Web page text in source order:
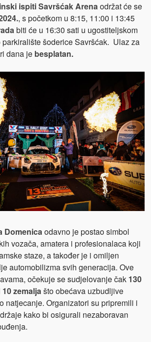
ispiti Savršćak Arenaodržat će se
, s početkom u 8:15, 11:00 i 13:45
biti će u 16:30 sati u ugostiteljskom
šoderice Savršćak. Ulaz za
dana je besplatan.
Domenicaodavno je postao simbol
vozača, amatera i profesionalaca koji
staze, a također je i omiljen
automobilizma svih generacija. Ove
očekuje se sudjelovanje čak 130
zemaljašto obećava uzbudljive
natjecanje. Organizatori su pripremili i
kako bi osigurali nezaboravan